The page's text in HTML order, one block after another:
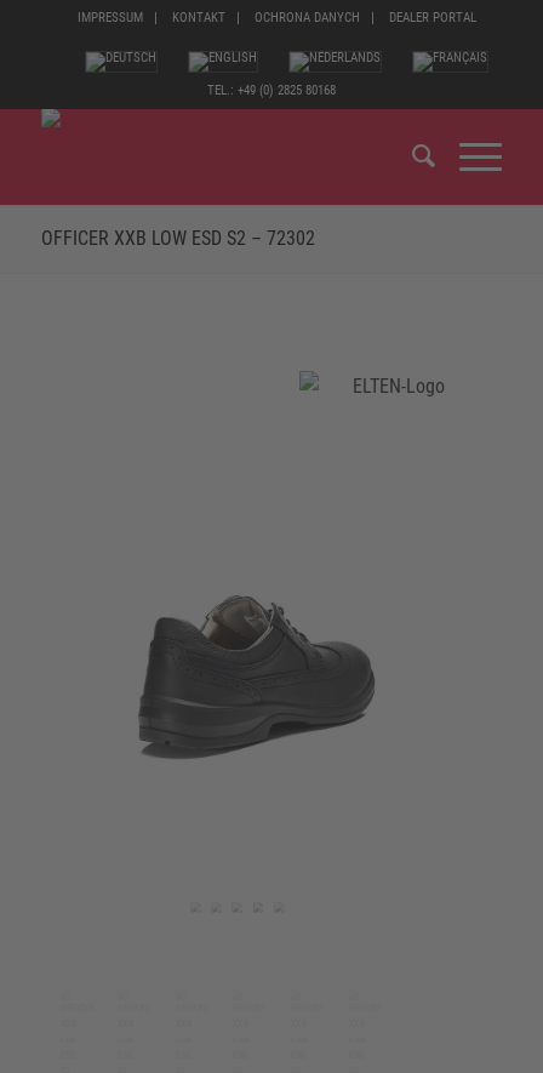
IMPRESSUM KONTAKT OCHRONA DANYCH DEALER PORTAL
TEL.: +49 (0) 2825 80168
OFFICER XXB LOW ESD S2 – 72302